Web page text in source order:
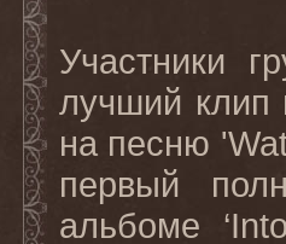
Участники
лучший клип
на песню
первый
альбоме